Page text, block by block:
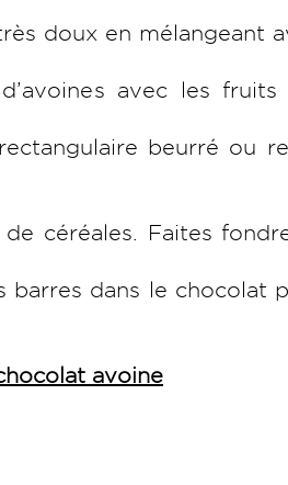
doux en mélangeant
avec les
beurré ou
céréales. Faites
dans le chocolat
avoine